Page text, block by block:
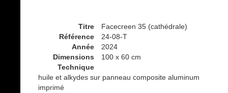
Titre
Facecreen 35 (cathédrale)
Référence
24-08-T
Année
2024
Dimensions
100 x 60 cm
Technique
huile et alkydes sur panneau composite aluminum
imprimé